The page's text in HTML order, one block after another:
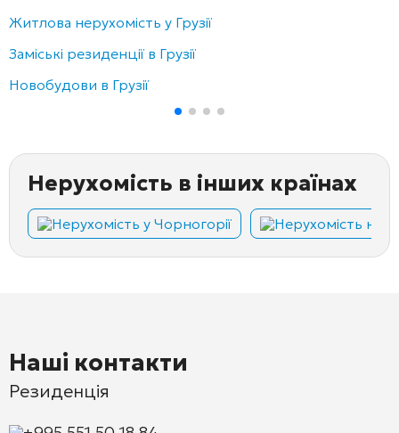
Житлова нерухомість у Грузії
Заміські резиденції в Грузії
Новобудови в Грузії
Нерухомість в інших країнах
Нерухомість у Чорногорії Нерухомість на
Наші контакти
Резиденція